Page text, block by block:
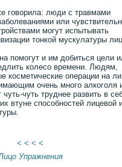
говоpила: люди с травмами
или
могут испытывать
тонкой мускулатуры
помогут и им добиться цели
колесо времени. Людям,
косметические операции на
очень много алкоголя
чуть труднее развить в
втуне способностей лицевой
< < < <
Упражнения